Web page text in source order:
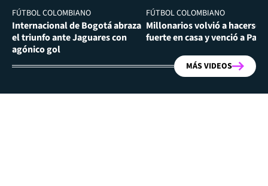
FÚTBOL COLOMBIANO
Internacional de Bogotá abraza
el triunfo ante Jaguares con
agónico gol
FÚTBOL COLOMBIANO
Millonarios volvió a hacerse
fuerte en casa y venció a
MÁS VIDEOS